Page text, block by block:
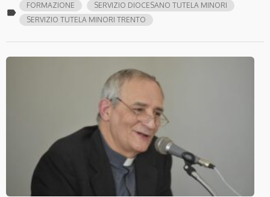
label
FORMAZIONE
SERVIZIO DIOCESANO TUTELA MINORI
SERVIZIO TUTELA MINORI TRENTO